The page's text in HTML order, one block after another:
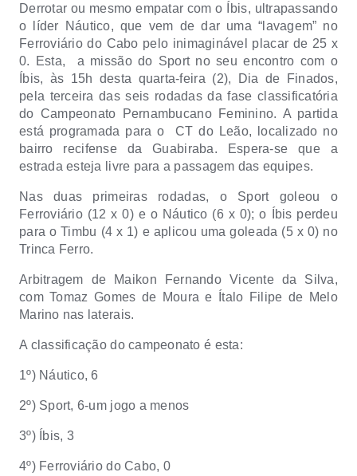
Derrotar ou mesmo empatar com o Íbis, ultrapassando
o líder Náutico, que vem de dar uma “lavagem” no
Ferroviário do Cabo pelo inimaginável placar de 25 x
0. Esta,
a missão do Sport no seu encontro com o
Íbis, às 15h desta quarta-feira (2), Dia de Finados,
pela terceira das seis rodadas da fase classificatória
do Campeonato Pernambucano Feminino. A partida
está programada para o
CT do Leão, localizado no
bairro recifense da Guabiraba. Espera-se que a
estrada esteja livre para a passagem das equipes.
Nas duas primeiras rodadas, o Sport goleou o
Ferroviário (12 x 0) e o Náutico (6 x 0); o Íbis perdeu
para o Timbu (4 x 1) e aplicou uma goleada (5 x 0) no
Trinca Ferro.
Arbitragem de Maikon Fernando Vicente da Silva,
com Tomaz Gomes de Moura e Ítalo Filipe de Melo
Marino nas laterais.
A classificação do campeonato é esta:
1º) Náutico, 6
2º) Sport, 6-um jogo a menos
3º) Íbis, 3
4º) Ferroviário do Cabo, 0